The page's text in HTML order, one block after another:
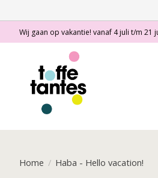
Wij gaan op vakantie! vanaf 4 juli t/m
Home / Haba - Hello vacation!